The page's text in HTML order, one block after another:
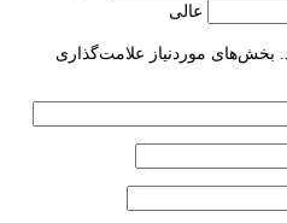
عالی
بخش‌های موردنیاز علامت‌گذاری